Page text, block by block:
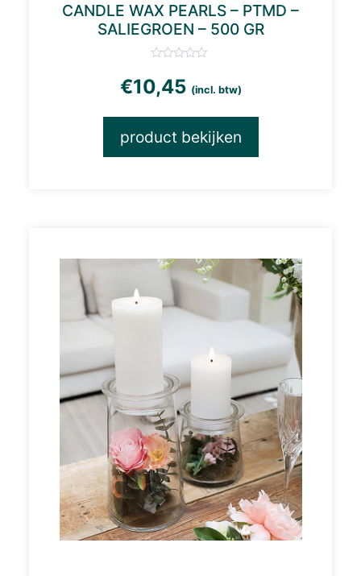
CANDLE WAX PEARLS – PTMD –
SALIEGROEN – 500 GR
€10,45 (incl. btw)
product bekijken